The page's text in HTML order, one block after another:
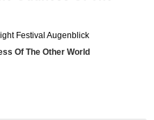
Festival Augenblick
Of The Other World